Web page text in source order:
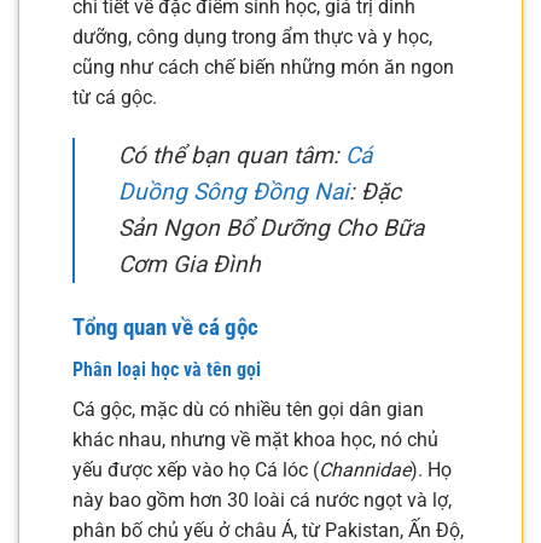
chi tiết về đặc điểm sinh học, giá trị dinh
dưỡng, công dụng trong ẩm thực và y học,
cũng như cách chế biến những món ăn ngon
từ cá gộc.
Có thể bạn quan tâm: Cá
Duồng Sông Đồng Nai: Đặc
Sản Ngon Bổ Dưỡng Cho Bữa
Cơm Gia Đình
Tổng quan về cá gộc
Phân loại học và tên gọi
Cá gộc, mặc dù có nhiều tên gọi dân gian
khác nhau, nhưng về mặt khoa học, nó chủ
yếu được xếp vào họ Cá lóc (Channidae). Họ
này bao gồm hơn 30 loài cá nước ngọt và lợ,
phân bố chủ yếu ở châu Á, từ Pakistan, Ấn Độ,